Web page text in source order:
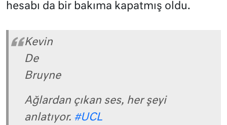
hesabı da bir bakıma kapatmış oldu.
Kevin
De
Bruyne
Ağlardan çıkan ses, her şeyi
anlatıyor. #UCL